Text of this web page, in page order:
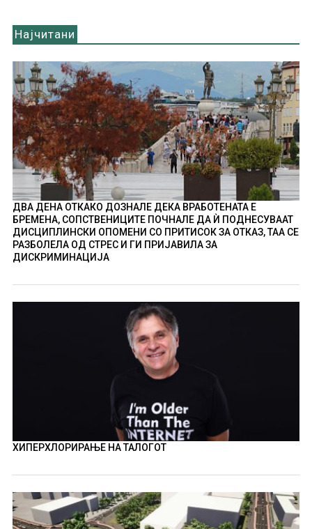
Најчитани
ДВА ДЕНА ОТКАКО ДОЗНАЛЕ ДЕКА ВРАБОТЕНАТА Е
БРЕМЕНА, СОПСТВЕНИЦИТЕ ПОЧНАЛЕ ДА Ѝ ПОДНЕСУВААТ
ДИСЦИПЛИНСКИ ОПОМЕНИ СО ПРИТИСОК ЗА ОТКАЗ, ТАА СЕ
РАЗБОЛЕЛА ОД СТРЕС И ГИ ПРИЈАВИЛА ЗА
ДИСКРИМИНАЦИЈА
ХИПЕРХЛОРИРАЊЕ НА ТАЛОГОТ